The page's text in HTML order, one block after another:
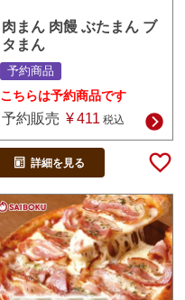
肉まん 肉饅 ぶたまん ブ
タまん
予約商品
こちらは予約商品です
予約販売 ¥411 税込
詳細を見る